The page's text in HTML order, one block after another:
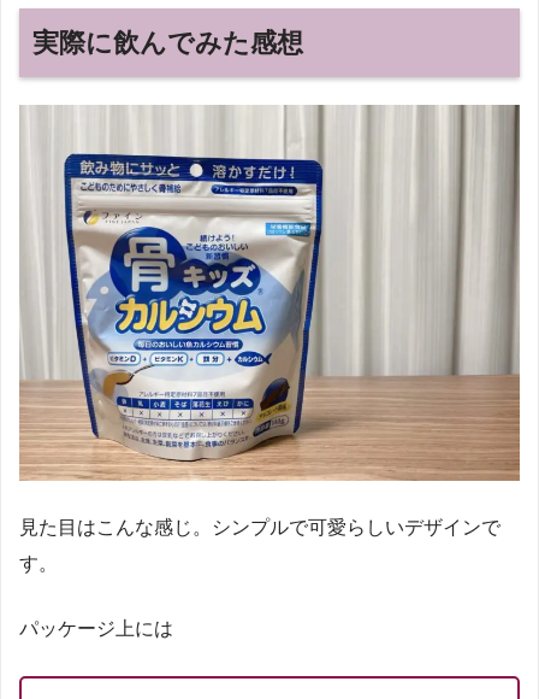
実際に飲んでみた感想
見た目はこんな感じ。シンプルで可愛らしいデザインで
す。
パッケージ上には